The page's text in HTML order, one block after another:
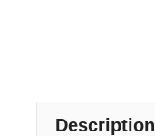
Description